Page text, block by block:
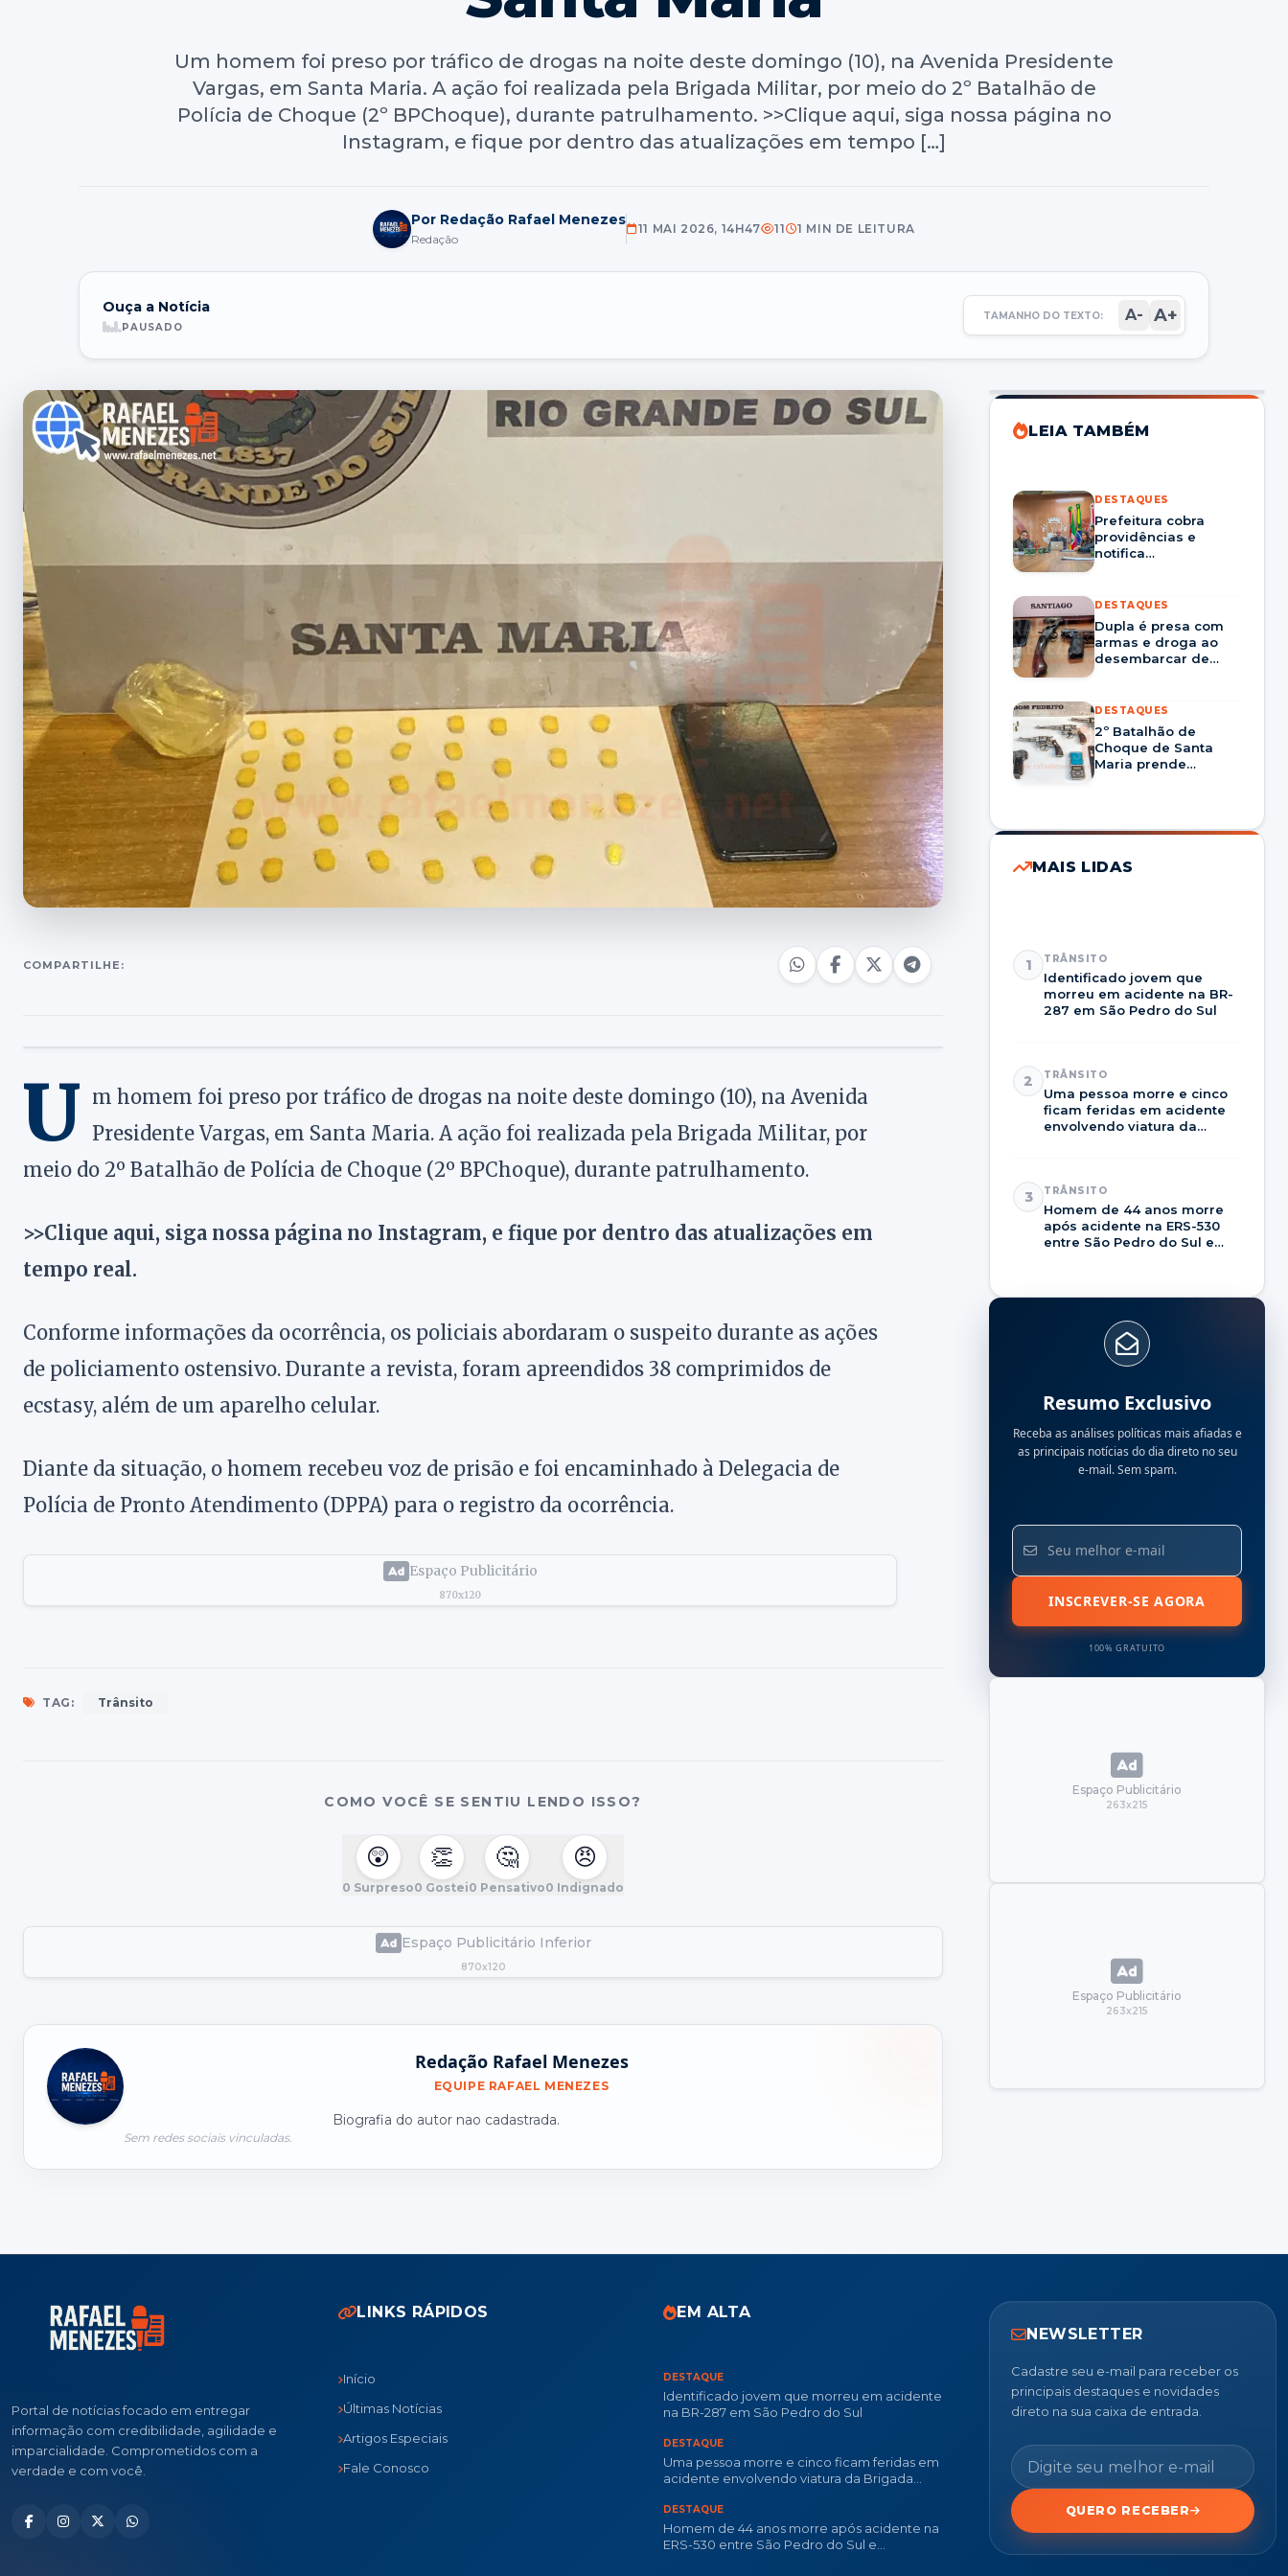
Um homem foi preso por tráfico de drogas na noite deste domingo (10), na Avenida Presidente
Vargas, em Santa Maria. A ação foi realizada pela Brigada Militar, por meio do 2º Batalhão de
Polícia de Choque (2º BPChoque), durante patrulhamento. >>Clique aqui, siga nossa página no
Instagram, e fique por dentro das atualizações em tempo […]
Por Redação Rafael Menezes
Redação
11 MAI 2026, 14H47 11 1 MIN DE LEITURA
Ouça a Notícia
PAUSADO
TAMANHO DO TEXTO: A- A+
COMPARTILHE:
U m homem foi preso por tráfico de drogas na noite deste domingo (10), na Avenida
Presidente Vargas, em Santa Maria. A ação foi realizada pela Brigada Militar, por
meio do 2º Batalhão de Polícia de Choque (2º BPChoque), durante patrulhamento.
>>Clique aqui, siga nossa página no Instagram, e fique por dentro das atualizações em
tempo real.
Conforme informações da ocorrência, os policiais abordaram o suspeito durante as ações
de policiamento ostensivo. Durante a revista, foram apreendidos 38 comprimidos de
ecstasy, além de um aparelho celular.
Diante da situação, o homem recebeu voz de prisão e foi encaminhado à Delegacia de
Polícia de Pronto Atendimento (DPPA) para o registro da ocorrência.
Espaço Publicitário
870x120
TAG: Trânsito
COMO VOCÊ SE SENTIU LENDO ISSO?
😲
0 Surpreso
👏
0 Gostei
🤔
0 Pensativo
😠
0 Indignado
Espaço Publicitário Inferior
870x120
Redação Rafael Menezes
EQUIPE RAFAEL MENEZES
Biografia do autor nao cadastrada.
Sem redes sociais vinculadas.
LEIA TAMBÉM
DESTAQUES
Prefeitura cobra
providências e
notifica
serviços em Santa
Maria
DESTAQUES
Dupla é presa com
armas e droga ao
desembarcar de
DESTAQUES
2º Batalhão de
Choque de Santa
Maria prende
Dom Pedrito
MAIS LIDAS
1 TRÂNSITO
Identificado jovem que
morreu em acidente na BR-
287 em São Pedro do Sul
2 TRÂNSITO
Uma pessoa morre e cinco
ficam feridas em acidente
envolvendo viatura da
3 TRÂNSITO
Homem de 44 anos morre
após acidente na ERS-530
entre São Pedro do Sul e
Resumo Exclusivo
Receba as análises políticas mais afiadas e
as principais notícias do dia direto no seu
e-mail. Sem spam.
INSCREVER-SE AGORA
100% GRATUITO
Espaço Publicitário
263x215
Espaço Publicitário
263x215
Portal de notícias focado em entregar
informação com credibilidade, agilidade e
imparcialidade. Comprometidos com a
verdade e com você.
LINKS RÁPIDOS
Início
Últimas Notícias
Artigos Especiais
Fale Conosco
EM ALTA
DESTAQUE
Identificado jovem que morreu em acidente
na BR-287 em São Pedro do Sul
DESTAQUE
Uma pessoa morre e cinco ficam feridas em
acidente envolvendo viatura da Brigada
DESTAQUE
Homem de 44 anos morre após acidente na
ERS-530 entre São Pedro do Sul e
NEWSLETTER
Cadastre seu e-mail para receber os
principais destaques e novidades
direto na sua caixa de entrada.
QUERO RECEBER